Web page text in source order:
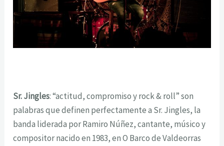
Sr. Jingles: “actitud, compromiso y rock & roll” son
palabras que definen perfectamente a Sr. Jingles, la
banda liderada por Ramiro Núñez, cantante, músico y
compositor nacido en 1983, en O Barco de Valdeorras